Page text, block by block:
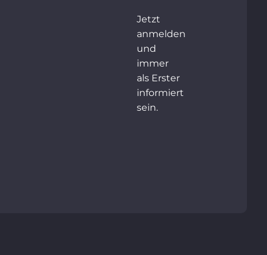
Jetzt
anmelden
und
immer
als Erster
informiert
sein.